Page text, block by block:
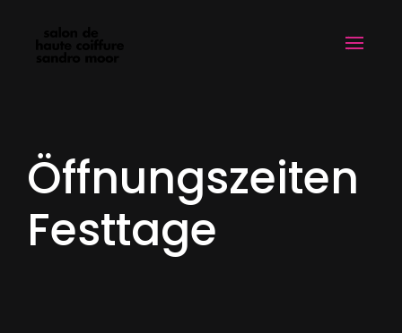
Öffnungszeiten
Festtage